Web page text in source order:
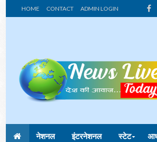
HOME CONTACT ADMIN LOGIN
नेशनल इंटरनेशनल स्टेट